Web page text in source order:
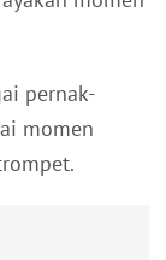
pernak-
momen